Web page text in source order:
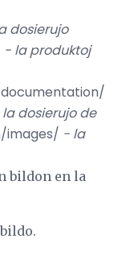
dosierujo
- la produktoj
dosierujo de
images/ - la
bildon en la